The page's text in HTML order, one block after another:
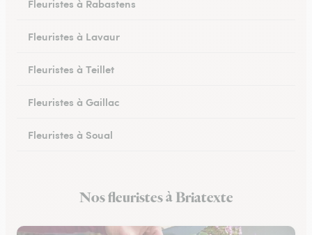
Fleuristes à Rabastens
Fleuristes à Lavaur
Fleuristes à Teillet
Fleuristes à Gaillac
Fleuristes à Soual
Fleuristes à Murat-sur-Vèbre
Nos fleuristes à Briatexte